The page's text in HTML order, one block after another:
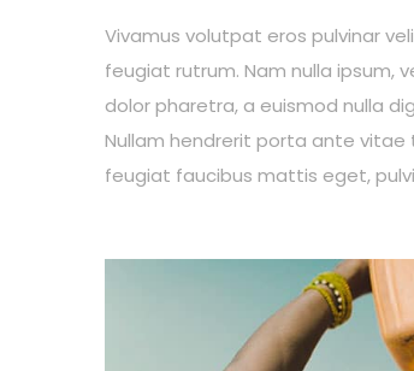
Vivamus volutpat eros pulvinar
feugiat rutrum. Nam nulla ipsum,
dolor pharetra, a euismod nulla
Nullam hendrerit porta ante vitae
feugiat faucibus mattis eget,